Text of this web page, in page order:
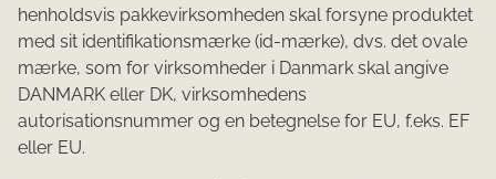
henholdsvis pakkevirksomheden skal forsyne produktet
med sit identifikationsmærke (id-mærke), dvs. det ovale
mærke, som for virksomheder i Danmark skal angive
DANMARK eller DK, virksomhedens
autorisationsnummer og en betegnelse for EU, f.eks. EF
eller EU.